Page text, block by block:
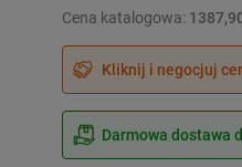
Cena katalogowa:
Kliknij i negocjuj
Darmowa dostawa